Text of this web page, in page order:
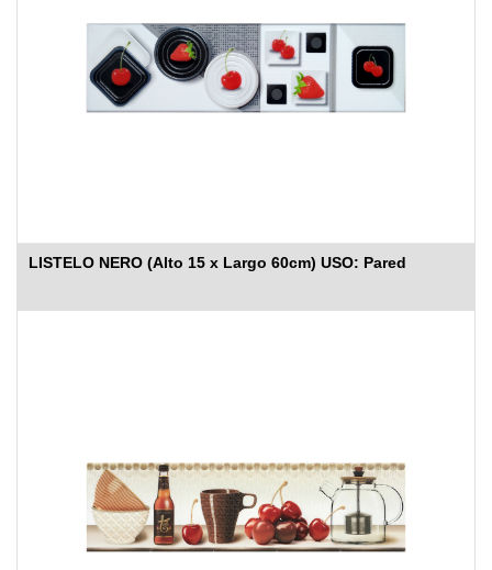
LISTELO NERO (Alto 15 x Largo 60cm) USO: Pared